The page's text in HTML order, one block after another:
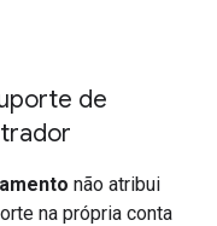
de
não atribui
na própria conta